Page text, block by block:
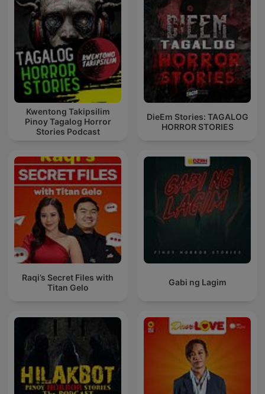
Kwentong Takipsilim
Pinoy Tagalog Horror
Stories Podcast
DieEm Stories: TAGALOG
HORROR STORIES
Raqi’s Secret Files with
Titan Gelo
Gabi ng Lagim